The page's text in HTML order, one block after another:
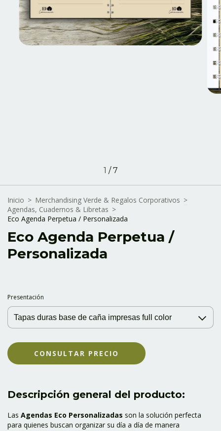
1 /7
Inicio > Merchandising Verde & Regalos Corporativos >
Agendas, Cuadernos & Libretas >
Eco Agenda Perpetua / Personalizada
Eco Agenda Perpetua /
Personalizada
Presentación
Descripción general del producto:
Las Agendas Eco Personalizadas son la solución perfecta
para quienes buscan organizar su día a día de manera